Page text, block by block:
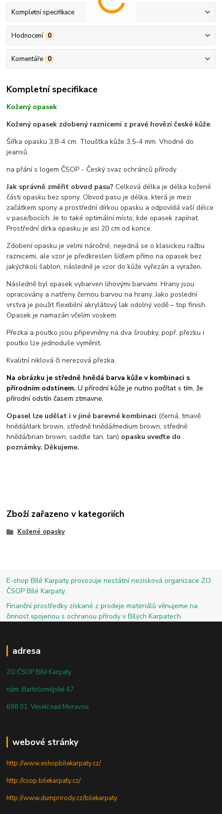
Kompletní specifikace
Hodnocení 0
Komentáře 0
Kompletní specifikace
Kožený opasek
Kožený opasek zdobený raznicemi z pravé hovězí české kůže.
Šířka opasku 3,8-4 cm. Tloušťka kůže 3,5-4 mm. Vhodné do
jeansů.
na přání s logem ČSOP - Český svaz ochránců přírody
Jak správně změřit obvod pasu?Celková délka je délka kožené
části opasku bez spony. Obvod pasu je délka, která je mezi
začátkem spony a prostřední dírkou opasku a odpovídá vaší délce
v pase/bocích. Je to také optimální místo, kde opasek zapínat.
Prostřední dírka opasku je asi 20 cm od konce.
Zdobení opasku je velmi náročné, nejedná se o klasickou ražbu
raznicemi, ale vzor je předkreslen šídlem přímo na opasek bez
jakýchkoli šablon, následně je vzor do kůže vyřezán a vyražen.
Následně byl opasek vybarven lihovými barvami. Hrany jsou
opracovány a natřeny černou barvou na hrany. Jako poslední
vrstva je použit flexibilní akrylátový lak odolný vodě – top finish.
Opasek je namazán včelím voskem.
Přezka a poutko jsou připevněny na dva šroubky, popř. přezku i
poutko lze jednoduše vyměnit.
Kvalitní niklová či nerezová přezka.
Na obrázku je středně hnědá barva kůže v kombinaci s
přírodním odstínem.U přírodní kůže je nutno počítat s tím, že
přírodní odstín časem ztmavne.
Opasel lze udělat i v jiné barevné kombinaci (černá, tmavě
hnědá/dark brown, středně hnědá/medium brown, středně
hnědá/brian brown, saddle tan, tan) opasku uveďte do
poznámky. Děkujeme.
Zboží zařazeno v kategoriích
Kožené opasky
E-shop Bílé Karpaty provozuje nestátní nezisková organizace ZO
ČSOP Bílé Karpaty.
Finanční prostředky získané z prodeje materiálů věnujeme na
činnost spojenou s ochranou přírody v Bílých Karpatech.
adresa
ZO ČSOP Bílé Karpaty
nám. Bartolomějské 47
698 01 Veselí nad Moravou
webové stránky
http://www.eshopbilekarpaty.cz/
http://csop.bilekarpaty.cz/
http://www.dumprirody.cz/bilekarpaty